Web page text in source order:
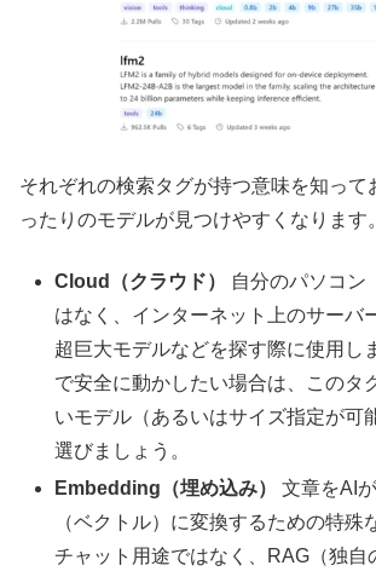
それぞれの検索タグが持つ意味を知って
ったりのモデルが見つけやすくなります。
Cloud（クラウド）
自分のパソコン
はなく、インターネット上のサーバ
超巨大モデルなどを探す際に使用し
で安全に動かしたい場合は、このタ
いモデル（あるいはサイズ指定が可
選びましょう。
Embedding（埋め込み）
文章をAI
（ベクトル）に変換するための特殊
チャット用途ではなく、RAG（独自